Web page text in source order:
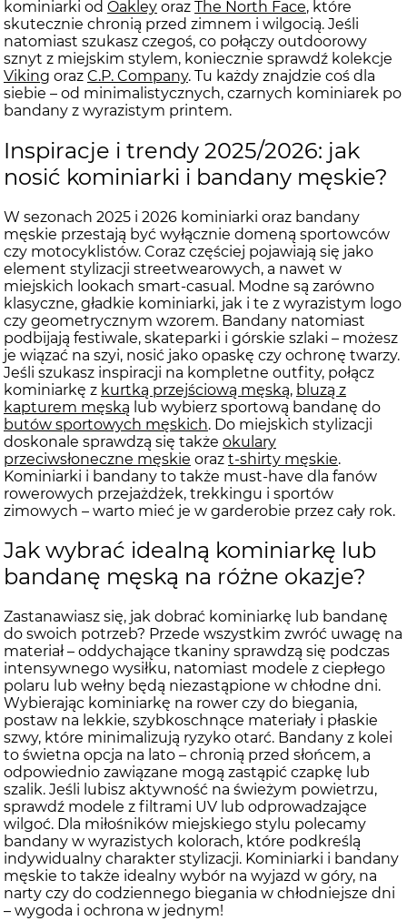
kominiarki od Oakley oraz The North Face, które
skutecznie chronią przed zimnem i wilgocią. Jeśli
natomiast szukasz czegoś, co połączy outdoorowy
sznyt z miejskim stylem, koniecznie sprawdź kolekcje
Viking oraz C.P. Company. Tu każdy znajdzie coś dla
siebie – od minimalistycznych, czarnych kominiarek po
bandany z wyrazistym printem.
Inspiracje i trendy 2025/2026: jak
nosić kominiarki i bandany męskie?
W sezonach 2025 i 2026 kominiarki oraz bandany
męskie przestają być wyłącznie domeną sportowców
czy motocyklistów. Coraz częściej pojawiają się jako
element stylizacji streetwearowych, a nawet w
miejskich lookach smart-casual. Modne są zarówno
klasyczne, gładkie kominiarki, jak i te z wyrazistym logo
czy geometrycznym wzorem. Bandany natomiast
podbijają festiwale, skateparki i górskie szlaki – możesz
je wiązać na szyi, nosić jako opaskę czy ochronę twarzy.
Jeśli szukasz inspiracji na kompletne outfity, połącz
kominiarkę z kurtką przejściową męską, bluzą z
kapturem męską lub wybierz sportową bandanę do
butów sportowych męskich. Do miejskich stylizacji
doskonale sprawdzą się także okulary
przeciwsłoneczne męskie oraz t-shirty męskie.
Kominiarki i bandany to także must-have dla fanów
rowerowych przejażdżek, trekkingu i sportów
zimowych – warto mieć je w garderobie przez cały rok.
Jak wybrać idealną kominiarkę lub
bandanę męską na różne okazje?
Zastanawiasz się, jak dobrać kominiarkę lub bandanę
do swoich potrzeb? Przede wszystkim zwróć uwagę na
materiał – oddychające tkaniny sprawdzą się podczas
intensywnego wysiłku, natomiast modele z ciepłego
polaru lub wełny będą niezastąpione w chłodne dni.
Wybierając kominiarkę na rower czy do biegania,
postaw na lekkie, szybkoschnące materiały i płaskie
szwy, które minimalizują ryzyko otarć. Bandany z kolei
to świetna opcja na lato – chronią przed słońcem, a
odpowiednio zawiązane mogą zastąpić czapkę lub
szalik. Jeśli lubisz aktywność na świeżym powietrzu,
sprawdź modele z filtrami UV lub odprowadzające
wilgoć. Dla miłośników miejskiego stylu polecamy
bandany w wyrazistych kolorach, które podkreślą
indywidualny charakter stylizacji. Kominiarki i bandany
męskie to także idealny wybór na wyjazd w góry, na
narty czy do codziennego biegania w chłodniejsze dni
– wygoda i ochrona w jednym!